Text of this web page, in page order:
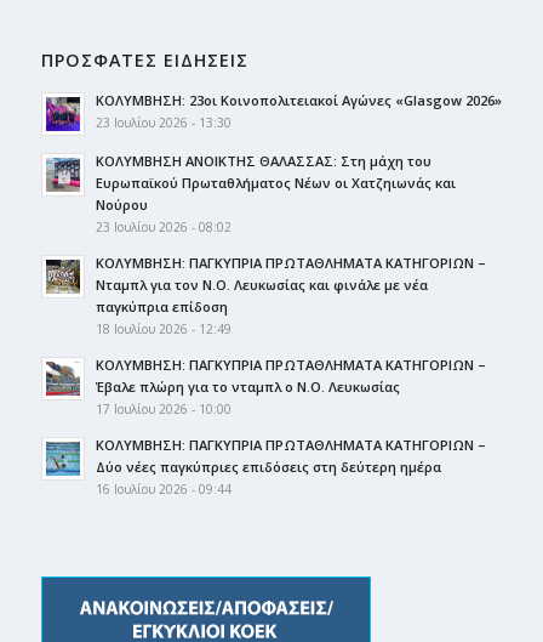
ΠΡΟΣΦΑΤΕΣ ΕΙΔΗΣΕΙΣ
ΚΟΛΥΜΒΗΣΗ: 23οι Κοινοπολιτειακοί Αγώνες «Glasgow 2026»
23 Ιουλίου 2026 - 13:30
ΚΟΛΥΜΒΗΣΗ ΑΝΟΙΚΤΗΣ ΘΑΛΑΣΣΑΣ: Στη μάχη του
Ευρωπαϊκού Πρωταθλήματος Νέων οι Χατζηιωνάς και
Νούρου
23 Ιουλίου 2026 - 08:02
ΚΟΛΥΜΒΗΣΗ: ΠΑΓΚΥΠΡΙΑ ΠΡΩΤΑΘΛΗΜΑΤΑ ΚΑΤΗΓΟΡΙΩΝ –
Νταμπλ για τον Ν.Ο. Λευκωσίας και φινάλε με νέα
παγκύπρια επίδοση
18 Ιουλίου 2026 - 12:49
ΚΟΛΥΜΒΗΣΗ: ΠΑΓΚΥΠΡΙΑ ΠΡΩΤΑΘΛΗΜΑΤΑ ΚΑΤΗΓΟΡΙΩΝ –
Έβαλε πλώρη για το νταμπλ ο Ν.Ο. Λευκωσίας
17 Ιουλίου 2026 - 10:00
ΚΟΛΥΜΒΗΣΗ: ΠΑΓΚΥΠΡΙΑ ΠΡΩΤΑΘΛΗΜΑΤΑ ΚΑΤΗΓΟΡΙΩΝ –
Δύο νέες παγκύπριες επιδόσεις στη δεύτερη ημέρα
16 Ιουλίου 2026 - 09:44